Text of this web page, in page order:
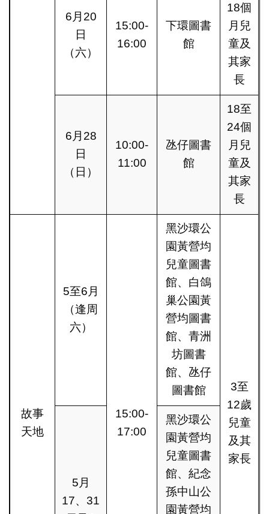
6月20
日
（六）
15:00-
16:00
下環圖書
館
18個
月兒
童及
其家
長
6月28
日
（日）
10:00-
11:00
氹仔圖書
館
18至
24個
月兒
童及
其家
長
故事
天地
5至6月
（逢周
六）
15:00-
17:00
黑沙環公
園黃營均
兒童圖書
館、白鴿
巢公園黃
營均圖書
館、青洲
坊圖書
館、氹仔
圖書館
3至
12歲
兒童
及其
家長
5月
17、31
黑沙環公
園黃營均
兒童圖書
館、紀念
孫中山公
園黃營均